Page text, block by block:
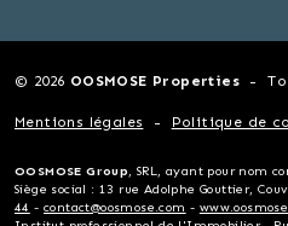
© 2026 OOSMOSE Properties
Mentions légales Politique de
OOSMOSE Group, SRL, ayant pour nom
Siège social : 13 rue Adolphe Gouttier,
44 -contact@oosmose.com -